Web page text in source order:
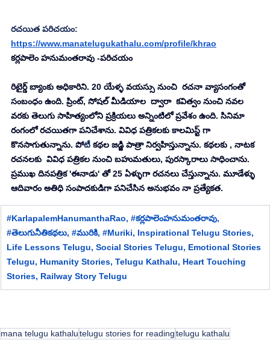
రచయిత పరిచయం:
https://www.manatelugukathalu.com/profile/khrao
కర్లపాలెం హనుమంతరావు -పరిచయం
రిటైర్డ్ బ్యాంకు అధికారిని. 20 యేళ్ళ వయస్సు నుంచి  రచనా వ్యాసంగంతో
సంబంధం ఉంది. ప్రింట్, సోషల్ మీడియాల  ద్వారా  కవిత్వం నుంచి నవల
వరకు తెలుగు సాహిత్యంలోని ప్రక్రియలు అన్నింటిలో ప్రవేశం ఉంది. సినిమా
రంగంలో రచయితగా పనిచేశాను. వివిధ పత్రికలకు కాలమిస్ట్ గా
కొనసాగుతున్నాను. పోటీ కథల జడ్జి పాత్రా నిర్వహిస్తున్నాను. కథలకు , నాటక
రచనలకు  వివిధ పత్రికల నుంచి బహుమతులు, పురస్కారాలు సాధించాను.
ప్రముఖ దినపత్రిక 'ఈనాడు' తో 25 ఏళ్ళుగా రచనలు చేస్తున్నాను. మూడేళ్ళు
ఆదివారం అతిధి సంపాదకుడిగా పనిచేసిన అనుభవం నా ప్రత్యేకత.
#KarlapalemHanumanthaRao, #కర్లపాలెంహనుమంతరావు,
#తెలుగునీతికథలు, #మురికి, #Muriki, Inspirational Telugu Stories,
Life Lessons Telugu, Social Stories Telugu, Emotional Stories
Telugu, Humanity Stories, Telugu Kathalu, Heart Touching
Stories, Railway Story Telugu
mana telugu kathalutelugu stories for readingtelugu kathalu